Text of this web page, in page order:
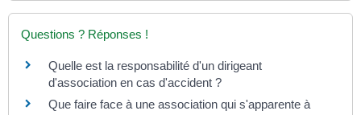
Questions ? Réponses !
Quelle est la responsabilité d'un dirigeant
d'association en cas d'accident ?
Que faire face à une association qui s'apparente à